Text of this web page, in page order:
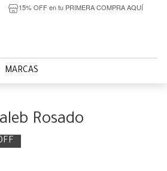
15% OFF en tu PRIMERA COMPRA AQUÍ
MARCAS
Rosado